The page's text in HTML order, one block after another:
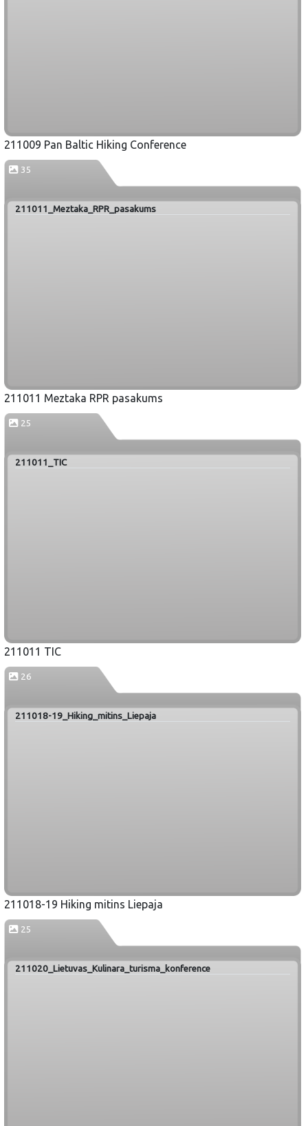
211009 Pan Baltic Hiking Conference
35
211011_Meztaka_RPR_pasakums
211011 Meztaka RPR pasakums
25
211011_TIC
211011 TIC
26
211018-19_Hiking_mitins_Liepaja
211018-19 Hiking mitins Liepaja
25
211020_Lietuvas_Kulinara_turisma_konference